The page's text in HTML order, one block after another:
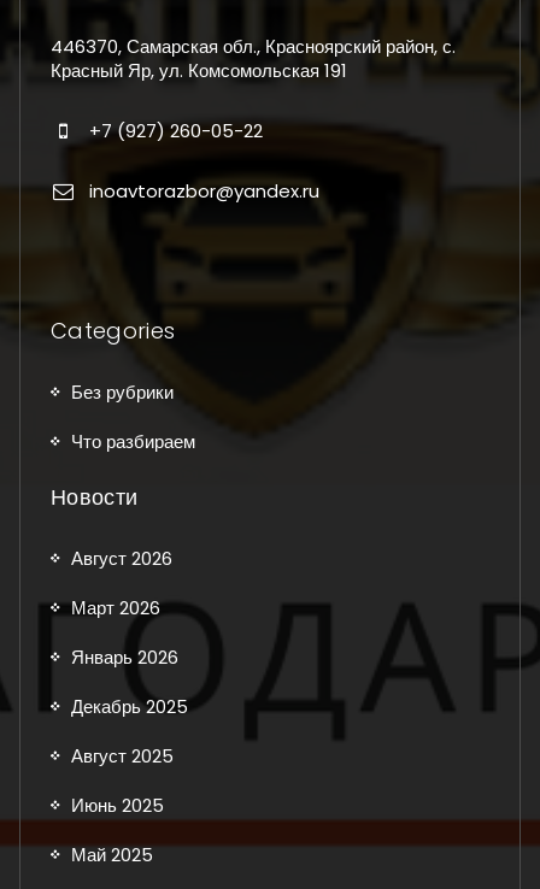
446370, Самарская обл., Красноярский район, с.
Красный Яр, ул. Комсомольская 191
+7 (927) 260-05-22
inoavtorazbor@yandex.ru
Categories
Без рубрики
Что разбираем
Новости
Август 2026
Март 2026
Январь 2026
Декабрь 2025
Август 2025
Июнь 2025
Май 2025